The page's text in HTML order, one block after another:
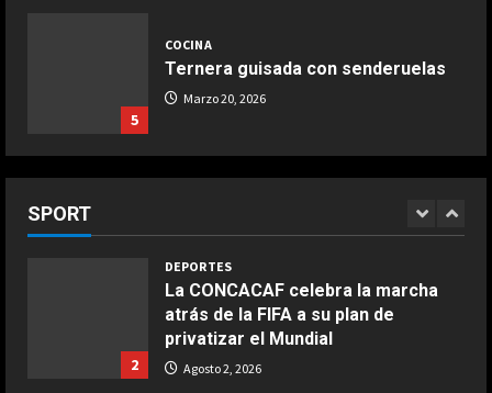
5
ESPAÑA
El análisis de un mito de MotoGP
sobre la pelea por el Mundial: “El
5
COCINA
Ternera guisada con senderuelas
Marzo 20, 2026
COCINA
COCINA
Ensalada de espinacas deliciosa
SPORT
antes de firmar con Colo Colo
Agosto 2, 2026
2
DEPORTES
La CONCACAF celebra la marcha
atrás de la FIFA a su plan de
privatizar el Mundial
Agosto 2, 2026